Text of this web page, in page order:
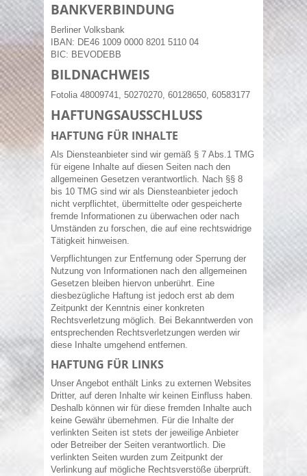
BANKVERBINDUNG
Berliner Volksbank
IBAN: DE46 1009 0000 8201 5110 04
BIC: BEVODEBB
BILDNACHWEIS
Fotolia 48009741, 50270270, 60128650, 60583177
HAFTUNGSAUSSCHLUSS
HAFTUNG FÜR INHALTE
Als Diensteanbieter sind wir gemäß § 7 Abs.1 TMG
für eigene Inhalte auf diesen Seiten nach den
allgemeinen Gesetzen verantwortlich. Nach §§ 8
bis 10 TMG sind wir als Diensteanbieter jedoch
nicht verpflichtet, übermittelte oder gespeicherte
fremde Informationen zu überwachen oder nach
Umständen zu forschen, die auf eine rechtswidrige
Tätigkeit hinweisen.
Verpflichtungen zur Entfernung oder Sperrung der
Nutzung von Informationen nach den allgemeinen
Gesetzen bleiben hiervon unberührt. Eine
diesbezügliche Haftung ist jedoch erst ab dem
Zeitpunkt der Kenntnis einer konkreten
Rechtsverletzung möglich. Bei Bekanntwerden von
entsprechenden Rechtsverletzungen werden wir
diese Inhalte umgehend entfernen.
HAFTUNG FÜR LINKS
Unser Angebot enthält Links zu externen Websites
Dritter, auf deren Inhalte wir keinen Einfluss haben.
Deshalb können wir für diese fremden Inhalte auch
keine Gewähr übernehmen. Für die Inhalte der
verlinkten Seiten ist stets der jeweilige Anbieter
oder Betreiber der Seiten verantwortlich. Die
verlinkten Seiten wurden zum Zeitpunkt der
Verlinkung auf mögliche Rechtsverstöße überprüft.